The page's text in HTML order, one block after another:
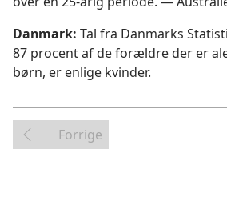
Danmark: Tal fra Danmarks
87 procent af de forældre der er
børn, er enlige kvinder.
Forrige